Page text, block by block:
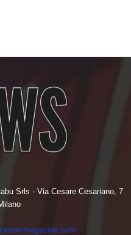
Srls - Via Cesare Cesariano, 7